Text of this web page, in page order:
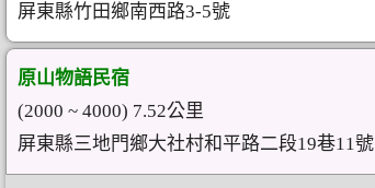
屏東縣竹田鄉南西路3-5號
原山物語民宿
(2000 ~ 4000) 7.52公里
屏東縣三地門鄉大社村和平路二段19巷11號